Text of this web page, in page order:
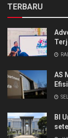
TERBARU
AS
BI